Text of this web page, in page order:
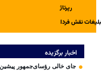
رپرتاژ
نقش فردا
اخبار برگزیده
جای خالی رؤسای‌جمهور